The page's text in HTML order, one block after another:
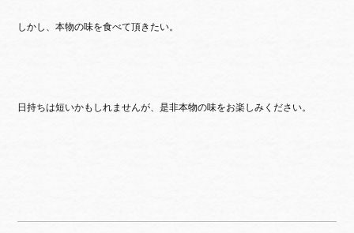
しかし、本物の味を食べて頂きたい。
日持ちは短いかもしれませんが、是非本物の味をお楽しみください。